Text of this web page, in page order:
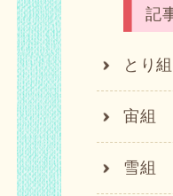
記
とり組
宙組
雪組